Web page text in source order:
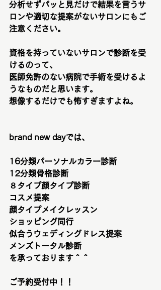
分析せずパッと見だけで結果を言うサ
ロンや適切な提案がないサロンにもご
注意ください。
資格を持っていないサロンで診断を受
けるのって、
医師免許のない病院で手術を受けるよ
うなものだと思います。
想像するだけでも怖すぎますよね。
brand new dayでは、
16分類パーソナルカラー診断
12分類骨格診断
８タイプ顔タイプ診断
コスメ提案
顔タイプメイクレッスン
ショッピング同行
似合うウェディングドレス提案
メンズトータル診断
を承っております＾＾
ご予約受付中！！